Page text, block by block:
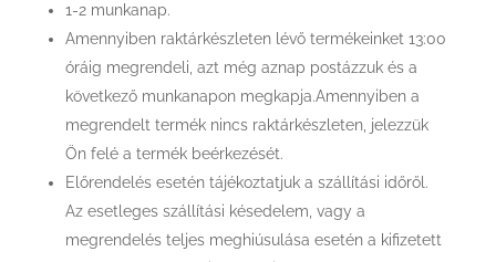
1-2 munkanap.
Amennyiben raktárkészleten lévő termékeinket 13:00
óráig megrendeli, azt még aznap postázzuk és a
következő munkanapon megkapja.Amennyiben a
megrendelt termék nincs raktárkészleten, jelezzük
Ön felé a termék beérkezését.
Előrendelés esetén tájékoztatjuk a szállítási időről.
Az esetleges szállítási késedelem, vagy a
megrendelés teljes meghiúsulása esetén a kifizetett